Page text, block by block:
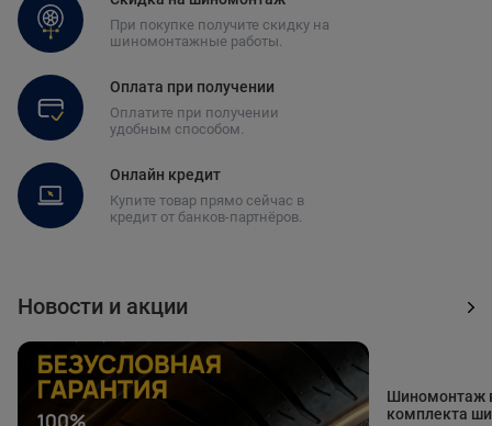
При покупке получите скидку на
шиномонтажные работы.
Оплата при получении
Оплатите при получении
удобным способом.
Онлайн кредит
Купите товар прямо сейчас в
кредит от банков-партнёров.
Новости и акции
Шиномонтаж
комплекта